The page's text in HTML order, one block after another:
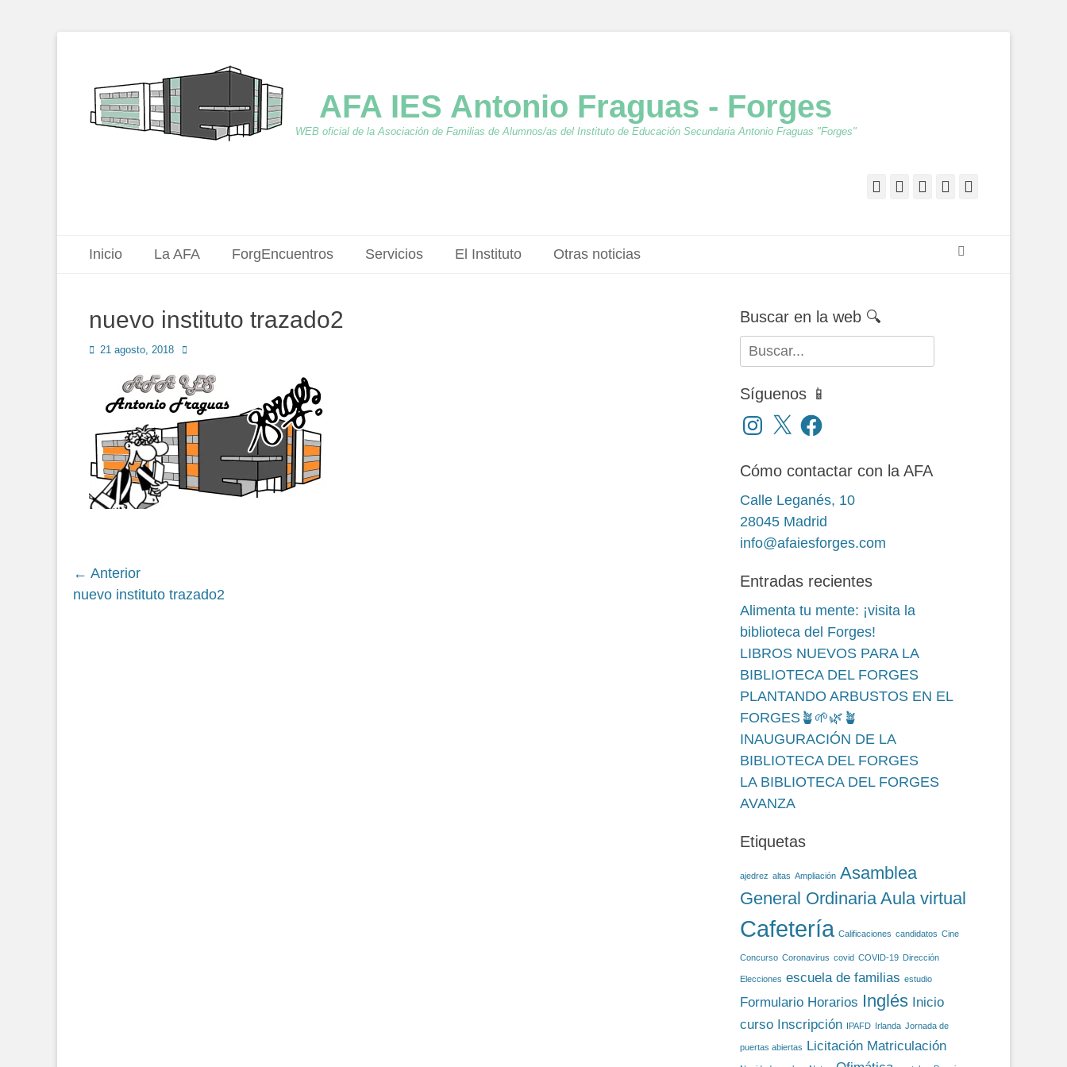
AFA IES Antonio Fraguas - Forges
WEB oficial de la Asociación de Familias de Alumnos/as del Instituto de Educación Secundaria Antonio Fraguas "Forges"
Facebook
Twitter
Feed YouTube
Menú principal
Saltar
Inicio La AFA ForgEncuentros Servicios El Instituto Otras noticias
nuevo instituto trazado2
Publicado
21 agosto, 2018 Autor
Navegación
de
← Anterior
Siguiente
nuevo instituto trazado2
Buscar en la web 🔍
Buscar:
Síguenos 📱
Instagram
X Facebook
Cómo contactar con la AFA
Calle Leganés, 10
28045 Madrid
info@afaiesforges.com
Entradas recientes
Alimenta tu mente: ¡visita la
biblioteca del Forges!
LIBROS NUEVOS PARA LA
BIBLIOTECA DEL FORGES
PLANTANDO ARBUSTOS EN EL
FORGES🪴🌱🌿🪴
INAUGURACIÓN DE LA
BIBLIOTECA DEL FORGES
LA BIBLIOTECA DEL FORGES
AVANZA
Etiquetas
ajedrez altas Ampliación Asamblea
General Ordinaria Aula virtual
Cafetería Calificaciones candidatos Cine
Concurso Coronavirus covid COVID-19 Dirección
Elecciones escuela de familias estudio
Formulario Horarios Inglés Inicio
curso Inscripción IPAFD Irlanda Jornada de
puertas abiertas Licitación Matriculación